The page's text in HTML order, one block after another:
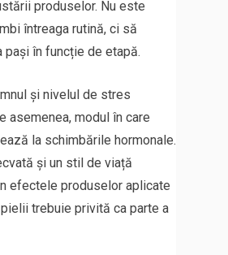
produselor. Nu este
întreaga rutină, ci să
pași în funcție de etapă.
și nivelul de stres
asemenea, modul în care
la schimbările hormonale.
și un stil de viață
efectele produselor aplicate
pielii trebuie privită ca parte a